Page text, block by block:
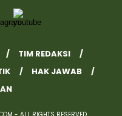
TIM REDAKSI
HAK JAWAB